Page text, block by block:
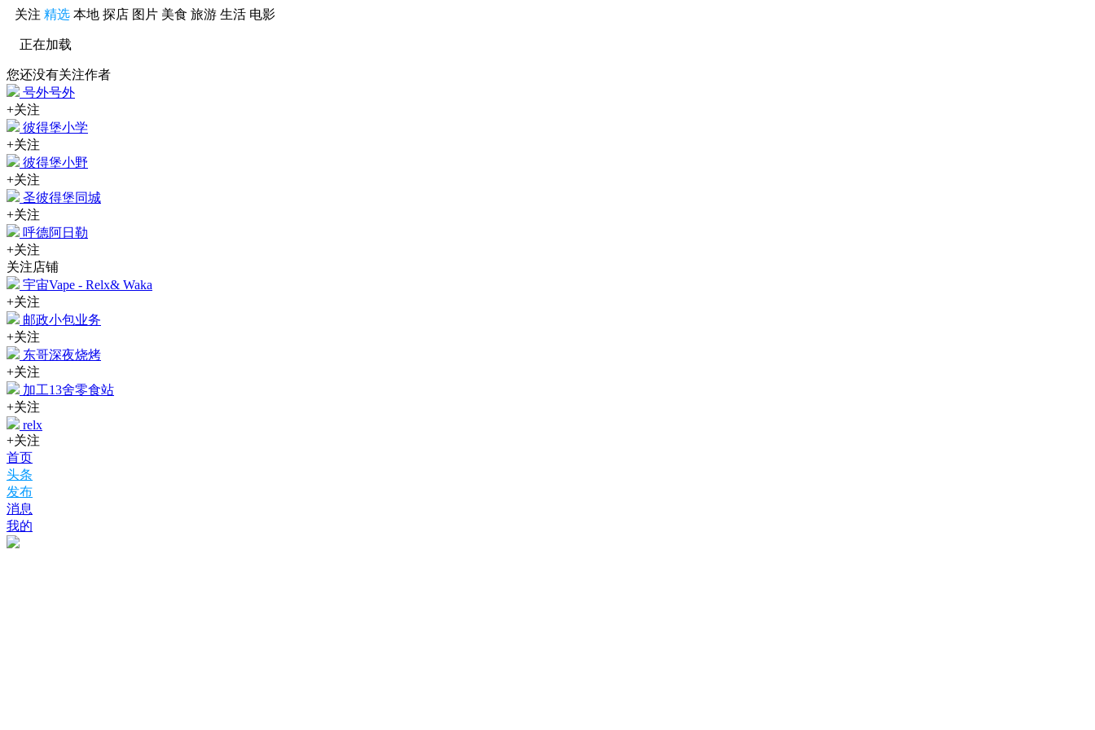
关注 精选 本地 探店 图片 美食 旅游 生活 电影
正在加载
您还没有关注作者
号外号外
+关注
彼得堡小学
+关注
彼得堡小野
+关注
圣彼得堡同城
+关注
呼德阿日勒
+关注
关注店铺
宇宙Vape - Relx& Waka
+关注
邮政小包业务
+关注
东哥深夜烧烤
+关注
加工13舍零食站
+关注
relx
+关注
首页
头条
发布
消息
我的